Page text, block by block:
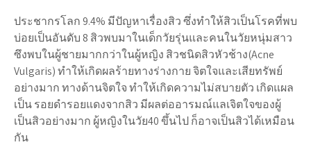
ประชากรโลก 9.4% มีปัญหาเรื่องสิว ซึ่งทำให้สิวเป็นโรคที่พบ
บ่อยเป็นอันดับ 8 สิวพบมาในเด็กวัยรุ่นและคนในวัยหนุ่มสาว
ซึงพบในผู้ชายมากกว่าในผู้หญิง สิวชนิดสิวหัวช้าง(Acne
Vulgaris) ทำให้เกิดผลร้ายทางร่างกาย จิตใจและเสียทรัพย์
อย่างมาก ทางด้านจิตใจ ทำให้เกิดความไม่สบายตัว เกิดแผล
เป็น รอยดำรอยแดงจากสิว มีผลต่ออารมณ์แลเจิตใจของผู้
เป็นสิวอย่างมาก ผู้หญิงในวัย40 ขึ้นไป ก็อาจเป็นสิวได้เหมือน
กัน